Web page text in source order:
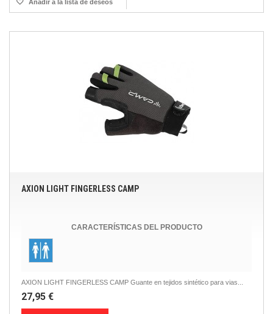
Añadir a la lista de deseos
AXION LIGHT FINGERLESS CAMP
CARACTERÍSTICAS DEL PRODUCTO
AXION LIGHT FINGERLESS CAMP Guante en tejidos sintético para vias...
27,95 €